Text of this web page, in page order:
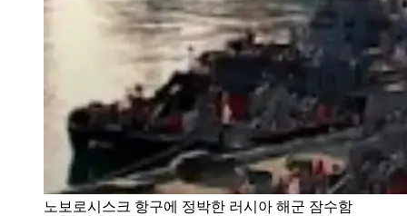
노보로시스크 항구에 정박한 러시아 해군 잠수함